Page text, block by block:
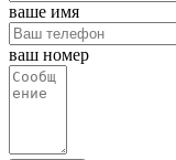
ваше имя
ваш номер